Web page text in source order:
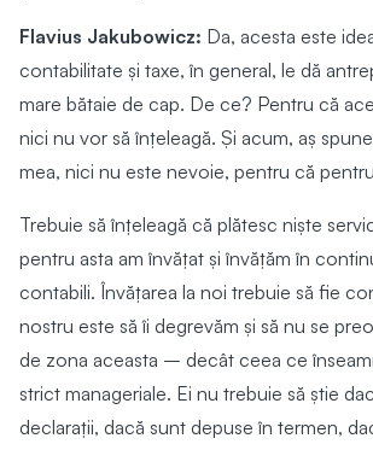
Flavius Jakubowicz: Da, acesta este
contabilitate și taxe, în general, le dă
mare bătaie de cap. De ce? Pentru că
nici nu vor să înțeleagă. Și acum, aș
mea, nici nu este nevoie, pentru că
Trebuie să înțeleagă că plătesc niște
pentru asta am învățat și învățăm în
contabili. Învățarea la noi trebuie să fie
nostru este să îi degrevăm și să nu se
de zona aceasta – decât ceea ce
strict manageriale. Ei nu trebuie să știe
declarații, dacă sunt depuse în termen,